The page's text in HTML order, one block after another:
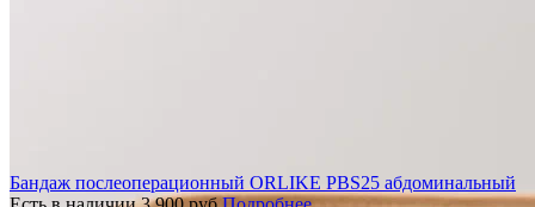
Бандаж послеоперационный ORLIKE PBS25 абдоминальный